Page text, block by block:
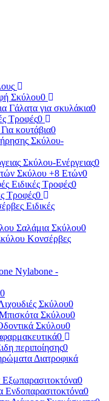
Σκύλου0
Γάλατα για σκυλάκια0
Τροφές0
Για κουτάβια0
Σκύλου-
Σκύλου-Ενέργειας0
Σκύλου +8 Ετών0
Ειδικές Τροφές0
Τροφές0
Ειδικές
Σαλάμια Σκύλου0
Κονσέρβες
Nylabone -
0
Σκύλου0
Σκύλου0
Σκύλου0
0
περιποίησης0
Διατροφικά
Εξωπαρασιτοκτόνα0
Ενδοπαρασιτοκτόνα0